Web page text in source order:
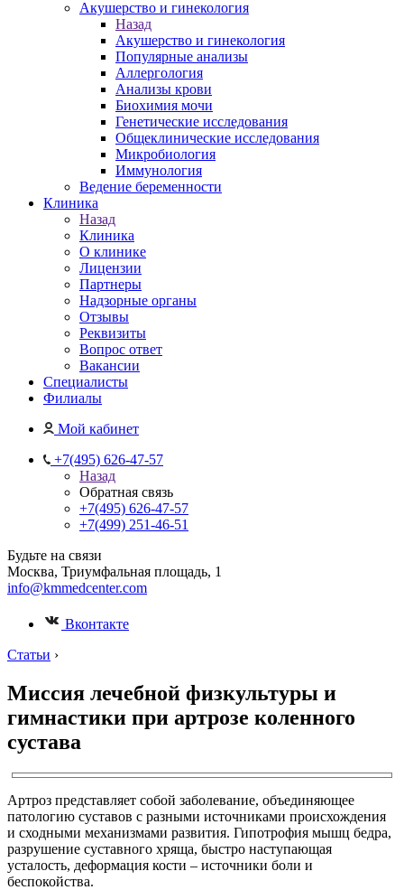
Акушерство и гинекология
Назад
Акушерство и гинекология
Популярные анализы
Аллергология
Анализы крови
Биохимия мочи
Генетические исследования
Общеклинические исследования
Микробиология
Иммунология
Ведение беременности
Клиника
Назад
Клиника
О клинике
Лицензии
Партнеры
Надзорные органы
Отзывы
Реквизиты
Вопрос ответ
Вакансии
Специалисты
Филиалы
Мой кабинет
+7(495) 626-47-57
Назад
Обратная связь
+7(495) 626-47-57
+7(499) 251-46-51
Будьте на связи
Москва, Триумфальная площадь, 1
info@kmmedcenter.com
Вконтакте
Статьи ›
Миссия лечебной физкультуры и
гимнастики при артрозе коленного
сустава
Артроз представляет собой заболевание, объединяющее
патологию суставов с разными источниками происхождения
и сходными механизмами развития. Гипотрофия мышц бедра,
разрушение суставного хряща, быстро наступающая
усталость, деформация кости – источники боли и
беспокойства.